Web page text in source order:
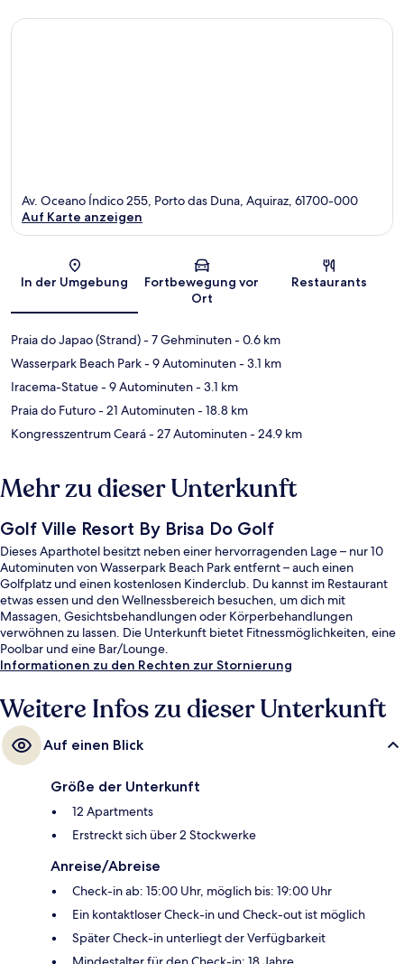
Karte
Av. Oceano Índico 255, Porto das Duna, Aquiraz, 61700-000
Auf Karte anzeigen
In der Umgebung
Fortbewegung vor
Ort
Restaurants
Praia do Japao (Strand)- 7 Gehminuten- 0.6 km
Wasserpark Beach Park- 9 Autominuten- 3.1 km
Iracema-Statue- 9 Autominuten- 3.1 km
Praia do Futuro- 21 Autominuten- 18.8 km
Kongresszentrum Ceará- 27 Autominuten- 24.9 km
Mehr zu dieser Unterkunft
Golf Ville Resort By Brisa Do Golf
Dieses Aparthotel besitzt neben einer hervorragenden Lage – nur 10
Autominuten von Wasserpark Beach Park entfernt – auch einen
Golfplatz und einen kostenlosen Kinderclub. Du kannst im Restaurant
etwas essen und den Wellnessbereich besuchen, um dich mit
Massagen, Gesichtsbehandlungen oder Körperbehandlungen
verwöhnen zu lassen. Die Unterkunft bietet Fitnessmöglichkeiten, eine
Poolbar und eine Bar/Lounge.
Informationen zu den Rechten zur Stornierung
Weitere Infos zu dieser Unterkunft
Auf einen Blick
Größe der Unterkunft
12 Apartments
Erstreckt sich über 2 Stockwerke
Anreise/Abreise
Check-in ab: 15:00 Uhr, möglich bis: 19:00 Uhr
Ein kontaktloser Check-in und Check-out ist möglich
Später Check-in unterliegt der Verfügbarkeit